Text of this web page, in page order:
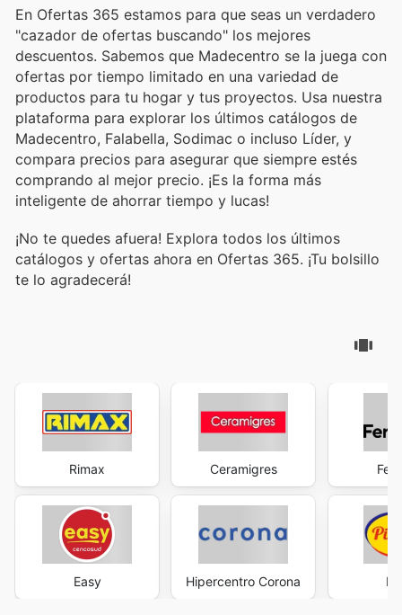
En Ofertas 365 estamos para que seas un verdadero
"cazador de ofertas buscando" los mejores
descuentos. Sabemos que Madecentro se la juega con
ofertas por tiempo limitado en una variedad de
productos para tu hogar y tus proyectos. Usa nuestra
plataforma para explorar los últimos catálogos de
Madecentro, Falabella, Sodimac o incluso Líder, y
compara precios para asegurar que siempre estés
comprando al mejor precio. ¡Es la forma más
inteligente de ahorrar tiempo y lucas!
¡No te quedes afuera! Explora todos los últimos
catálogos y ofertas ahora en Ofertas 365. ¡Tu bolsillo
te lo agradecerá!
Rimax
Easy
Ceramigres
Hipercentro Corona